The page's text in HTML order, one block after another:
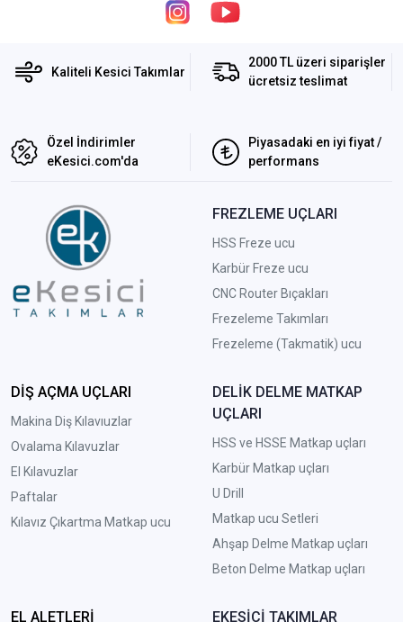
Kaliteli Kesici Takımlar
2000 TL üzeri siparişler
ücretsiz teslimat
Özel İndirimler
eKesici.com'da
Piyasadaki en iyi fiyat /
performans
FREZLEME UÇLARI
HSS Freze ucu
Karbür Freze ucu
CNC Router Bıçakları
Frezeleme Takımları
Frezeleme (Takmatik) ucu
DİŞ AÇMA UÇLARI
Makina Diş Kılavıuzlar
Ovalama Kılavuzlar
El Kılavuzlar
Paftalar
Kılavız Çıkartma Matkap ucu
DELİK DELME MATKAP
UÇLARI
HSS ve HSSE Matkap uçları
Karbür Matkap uçları
U Drill
Matkap ucu Setleri
Ahşap Delme Matkap uçları
Beton Delme Matkap uçları
EL ALETLERİ EKESİCİ TAKIMLAR